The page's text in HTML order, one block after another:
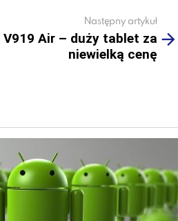
Następny artykuł
V919 Air – duży tablet za
niewielką cenę